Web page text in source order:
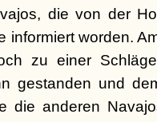
die von der
informiert worden.
zu einer
gestanden und
die anderen